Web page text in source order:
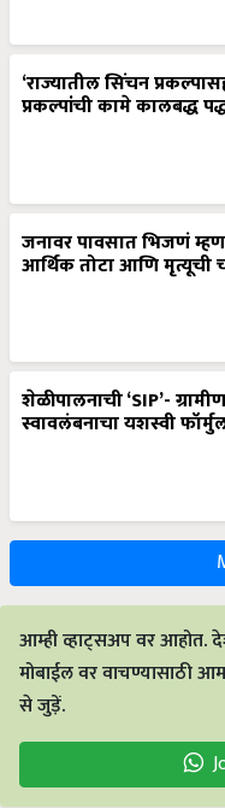
‘राज्यातील सिंचन
प्रकल्पांची कामे कालबद्ध
जनावर पावसात भिजणं
आर्थिक तोटा आणि मृत्यूची
शेळीपालनाची ‘SIP’-
स्वावलंबनाचा यशस्वी
आम्ही व्हाट्सअप वर आहोत.
मोबाईल वर वाचण्यासाठी
से जुड़ें.